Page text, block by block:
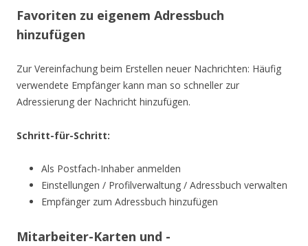
Favoriten zu eigenem Adressbuch
hinzufügen
Zur Vereinfachung beim Erstellen neuer Nachrichten: Häufig
verwendete Empfänger kann man so schneller zur
Adressierung der Nachricht hinzufügen.
Schritt-für-Schritt:
Als Postfach-Inhaber anmelden
Einstellungen / Profilverwaltung / Adressbuch verwalten
Empfänger zum Adressbuch hinzufügen
Mitarbeiter-Karten und -